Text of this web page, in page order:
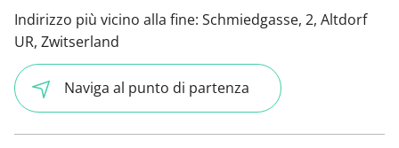
Indirizzo più vicino alla fine: Schmiedgasse, 2, Altdorf
UR, Zwitserland
Naviga al punto di partenza